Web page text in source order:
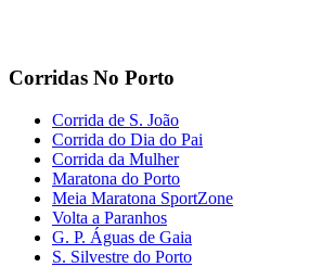
Corridas No Porto
Corrida de S. João
Corrida do Dia do Pai
Corrida da Mulher
Maratona do Porto
Meia Maratona SportZone
Volta a Paranhos
G. P. Águas de Gaia
S. Silvestre do Porto